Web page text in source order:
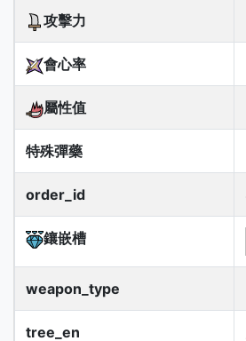
攻擊力
會心率
屬性值
特殊彈藥
order_id
鑲嵌槽
weapon_type
tree_en